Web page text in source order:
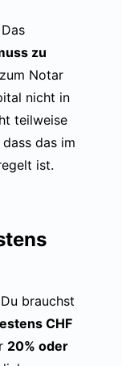
zu
Notar
nicht in
teilweise
das im
ist.
brauchst
CHF
20% oder